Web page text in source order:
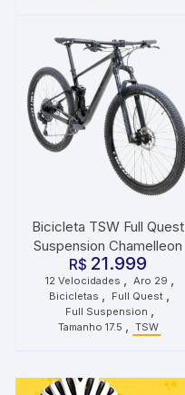
Bicicleta TSW Full Quest
Suspension Chamelleon
R$ 21.999
12 Velocidades , Aro 29 ,
Bicicletas , Full Quest ,
Full Suspension ,
Tamanho 17.5 , TSW